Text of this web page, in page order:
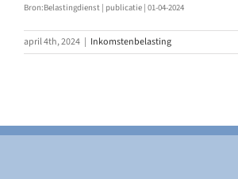
Bron:Belastingdienst | publicatie | 01-04-2024
april 4th, 2024 | Inkomstenbelasting